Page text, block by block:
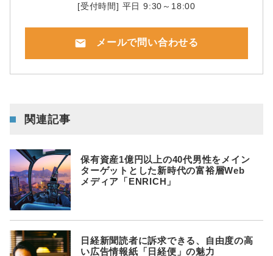
[受付時間] 平日 9:30～18:00
mail メールで問い合わせる
関連記事
保有資産1億円以上の40代男性をメイン
ターゲットとした新時代の富裕層Web
メディア「ENRICH」
日経新聞読者に訴求できる、自由度の高
い広告情報紙「日経便」の魅力